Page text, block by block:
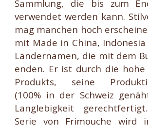
Sammlung, die bis zum
verwendet werden kann.
mag manchen hoch
mit Made in China,
Ländernamen, die mit dem
enden. Er ist durch die
Produkts, seine
(100% in der Schweiz
Langlebigkeit
Serie von Frimouche wird